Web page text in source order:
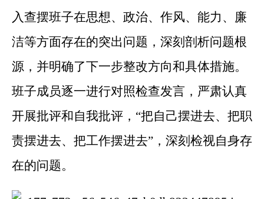
入查摆班子在思想、政治、作风、能力、廉
洁等方面存在的突出问题，深刻剖析问题根
源，并明确了下一步整改方向和具体措施。
班子成员逐一进行对照检查发言，严肃认真
开展批评和自我批评，“把自己摆进去、把职
责摆进去、把工作摆进去”，深刻检视自身存
在的问题。